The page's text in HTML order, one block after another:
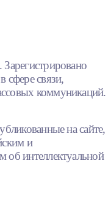
сфере связи,
коммуникаций.
на сайте,
и
об интеллектуальной